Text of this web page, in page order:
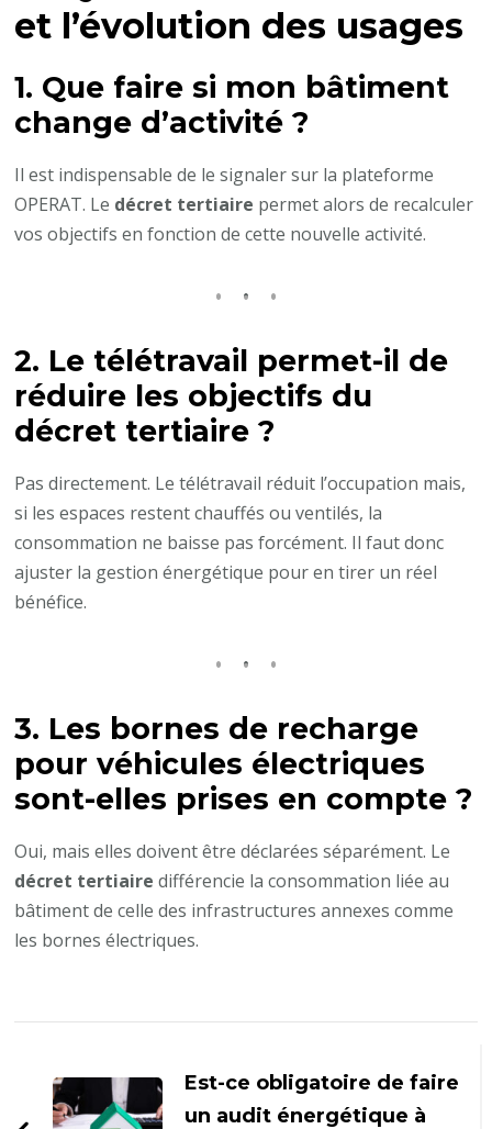
et l’évolution des usages
1. Que faire si mon bâtiment
change d’activité ?
Il est indispensable de le signaler sur la plateforme
OPERAT. Le décret tertiaire permet alors de recalculer
vos objectifs en fonction de cette nouvelle activité.
2. Le télétravail permet-il de
réduire les objectifs du
décret tertiaire ?
Pas directement. Le télétravail réduit l’occupation mais,
si les espaces restent chauffés ou ventilés, la
consommation ne baisse pas forcément. Il faut donc
ajuster la gestion énergétique pour en tirer un réel
bénéfice.
3. Les bornes de recharge
pour véhicules électriques
sont-elles prises en compte ?
Oui, mais elles doivent être déclarées séparément. Le
décret tertiaire différencie la consommation liée au
bâtiment de celle des infrastructures annexes comme
les bornes électriques.
d'article
Est-ce obligatoire de faire
un audit énergétique à